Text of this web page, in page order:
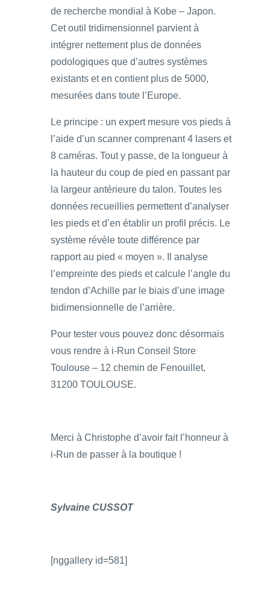
de recherche mondial à Kobe – Japon.
Cet outil tridimensionnel parvient à
intégrer nettement plus de données
podologiques que d’autres systèmes
existants et en contient plus de 5000,
mesurées dans toute l’Europe.
Le principe : un expert mesure vos pieds à
l’aide d’un scanner comprenant 4 lasers et
8 caméras. Tout y passe, de la longueur à
la hauteur du coup de pied en passant par
la largeur antérieure du talon. Toutes les
données recueillies permettent d’analyser
les pieds et d’en établir un profil précis. Le
système révèle toute différence par
rapport au pied « moyen ». Il analyse
l’empreinte des pieds et calcule l’angle du
tendon d’Achille par le biais d’une image
bidimensionnelle de l’arrière.
Pour tester vous pouvez donc désormais
vous rendre à i-Run Conseil Store
Toulouse – 12 chemin de Fenouillet,
31200 TOULOUSE.
Merci à Christophe d’avoir fait l’honneur à
i-Run de passer à la boutique !
Sylvaine CUSSOT
[nggallery id=581]